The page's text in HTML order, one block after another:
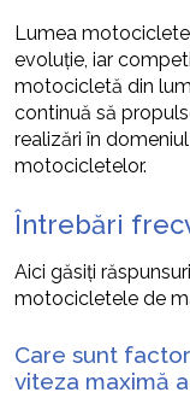
Lumea
evoluție, iar
motocicletă din
continuă să
realizări în
motocicletelor.
Întrebări
Aici găsiți
motocicletele de
Care sunt
viteza maximă